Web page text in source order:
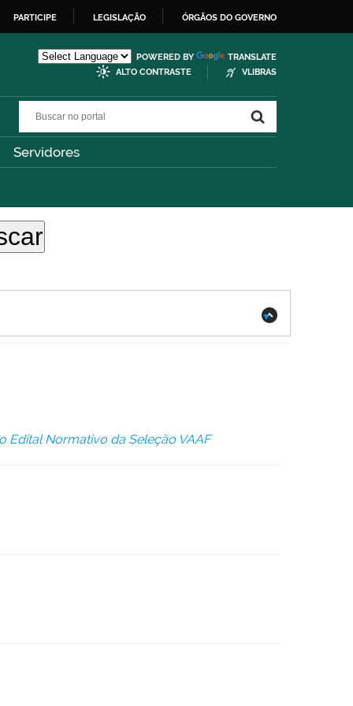
PARTICIPE LEGISLAÇÃO ÓRGÃOS DO GOVERNO
POWERED BY
TRANSLATE
ALTO CONTRASTE
VLIBRAS
Servidores
Edital Normativo da Seleção VAAF